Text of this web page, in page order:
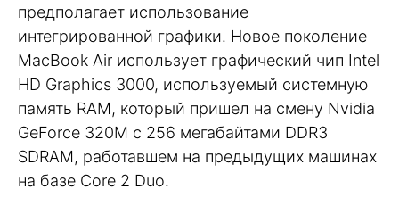
предполагает использование
интегрированной графики. Новое поколение
MacBook Air использует графический чип Intel
HD Graphics 3000, используемый системную
память RAM, который пришел на смену Nvidia
GeForce 320M с 256 мегабайтами DDR3
SDRAM, работавшем на предыдущих машинах
на базе Core 2 Duo.